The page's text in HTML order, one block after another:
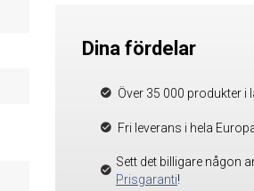
Dina fördelar
Över 35 000 produkter
Fri leverans i hela
Sett det billigare någon
Prisgaranti!